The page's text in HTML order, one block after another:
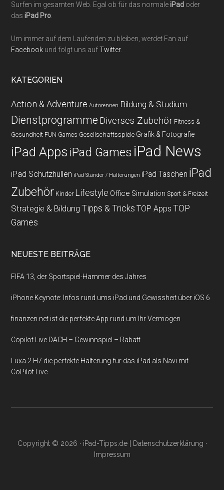
Surfen im gesamten Web. Egal ob für das normaleiPad oder
dasiPad Pro
Um immer auf dem Laufenden zu bleiben, werdet Fan auf
Facebook und folgt uns aufTwitter.
KATEGORIEN
Action & Adventure Autorennen Bildung & Studium
Dienstprogramme Diverses Zubehör Fitness &
Gesundheit FUN Games Gesellschaftsspiele Grafik & Fotografie
iPad Apps iPad Games iPad News
iPad Schutzhüllen iPad Ständer / Halterungen iPad Taschen iPad
Zubehör Kinder Lifestyle Office Simulation Sport & Freizeit
Strategie & Bildung Tipps & Tricks TOP Apps TOP
Games
NEUESTE BEITRÄGE
FIFA 13, der Sportspiel-Hammer des Jahres
iPhone Keynote: Infos rund ums iPad und Gewissheit über iOS 6
finanzen.net ist die perfekte App rund um Ihr Vermögen
Copilot Live DACH – Gewinnspiel – Rabatt
Luxa 2 H7 die perfekte Halterung für das iPad als Navi mit
CoPilot Live
Copyright © 2026 · iPad-Tipps.de| Datenschutzerklärung ·
Impressum